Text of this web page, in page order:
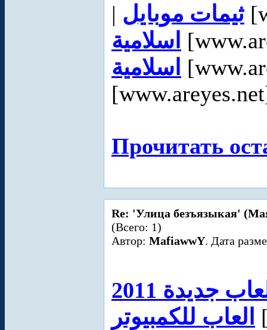
| ثيمات موبايل
اسلامية
اسلامية
Прочитать
Re: 'Улица безъязыкая'
(Всего: 1)
Автор: MafiawwY. Дата
جديدة 2011
العاب للكمبيوتر